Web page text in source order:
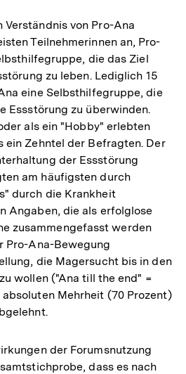
von Pro-Ana
Teilnehmerinnen an, Pro-
die das Ziel
zu leben. Lediglich 15
eine Selbsthilfegruppe, die
Essstörung zu überwinden.
als ein "Hobby" erlebten
ein Zehntel der Befragten. Der
der Essstörung
am häufigsten durch
durch die Krankheit
Angaben, die als erfolglose
zusammengefasst werden
Pro-Ana-Bewegung
die Magersucht bis in den
wollen ("Ana till the end" =
Mehrheit (70 Prozent)
der Forumsnutzung
dass es nach